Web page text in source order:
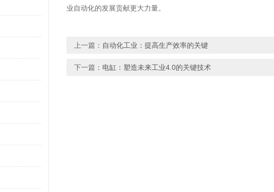
业自动化的发展贡献更大力量。
上一篇： 自动化工业：提高生产效率的关键
下一篇： 电缸：塑造未来工业4.0的关键技术